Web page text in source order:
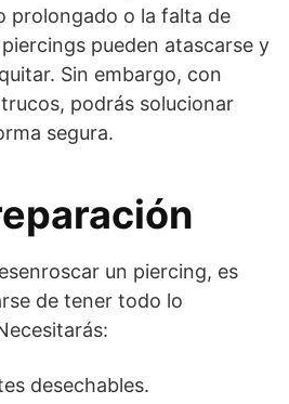
prolongado o la falta de
pueden atascarse y
Sin embargo, con
podrás solucionar
segura.
un piercing, es
de tener todo lo
desechables.